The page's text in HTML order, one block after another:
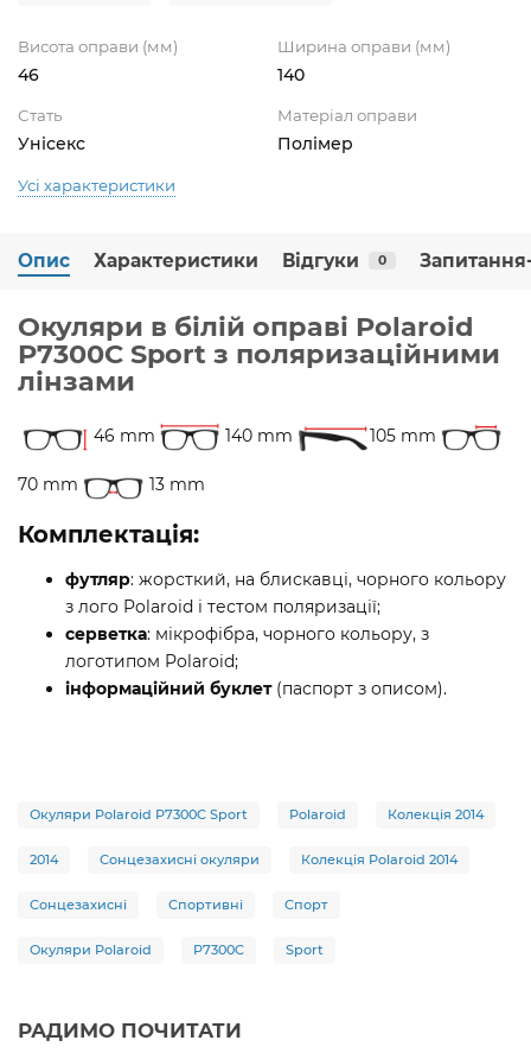
Висота оправи (мм)
46
Ширина оправи (мм)
140
Стать
Унісекс
Матеріал оправи
Полімер
Усі характеристики
Опис Характеристики Відгуки 0
Окуляри в білій оправі Polaroid
P7300C Sport з поляризаційними
лінзами
46 mm 140 mm 105 mm
70 mm 13 mm
Комплектація:
футляр: жорсткий, на блискавці, чорного кольору
з лого Polaroid і тестом поляризації;
серветка: мікрофібра, чорного кольору, з
логотипом Polaroid;
інформаційний буклет(паспорт з описом).
Окуляри Polaroid P7300C Sport Polaroid Колекція 2014
2014 Сонцезахисні окуляри Колекція Polaroid 2014
Сонцезахисні Спортивні Спорт
Окуляри Polaroid P7300C Sport
РАДИМО ПОЧИТАТИ